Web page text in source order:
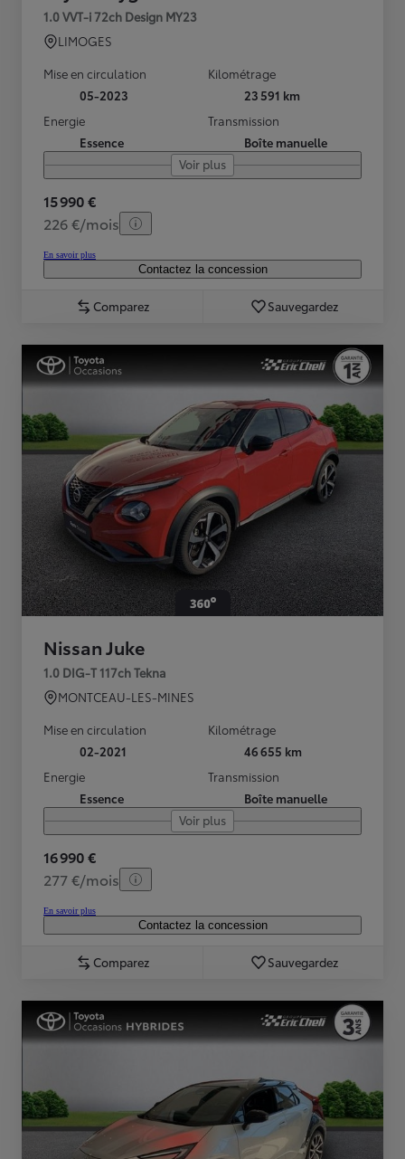
1.0 VVT-i 72ch Design MY23
LIMOGES
Mise en circulation
05-2023
Kilométrage
23 591 km
Energie
Essence
Transmission
Boîte manuelle
Voir plus
15 990 €
226 €/mois
En savoir plus
Contactez la concession
Comparez Sauvegardez
Nissan Juke
1.0 DIG-T 117ch Tekna
MONTCEAU-LES-MINES
Mise en circulation
02-2021
Kilométrage
46 655 km
Energie
Essence
Transmission
Boîte manuelle
Voir plus
16 990 €
277 €/mois
En savoir plus
Contactez la concession
Comparez Sauvegardez